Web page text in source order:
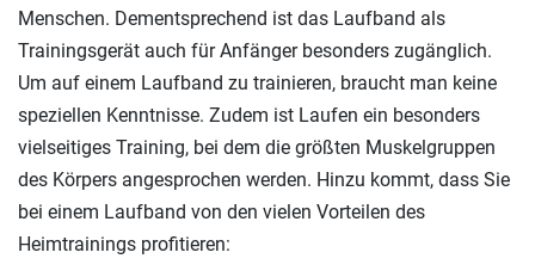
Menschen. Dementsprechend ist das Laufband als
Trainingsgerät auch für Anfänger besonders zugänglich.
Um auf einem Laufband zu trainieren, braucht man keine
speziellen Kenntnisse. Zudem ist Laufen ein besonders
vielseitiges Training, bei dem die größten Muskelgruppen
des Körpers angesprochen werden. Hinzu kommt, dass Sie
bei einem Laufband von den vielen Vorteilen des
Heimtrainings profitieren: